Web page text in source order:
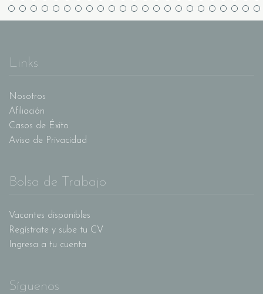
Links
Nosotros
Afiliación
Casos de Éxito
Aviso de Privacidad
Bolsa de Trabajo
Vacantes disponibles
Regístrate y sube tu CV
Ingresa a tu cuenta
Síguenos